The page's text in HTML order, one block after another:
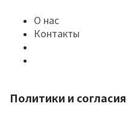
О нас
Контакты
Политики и согласия